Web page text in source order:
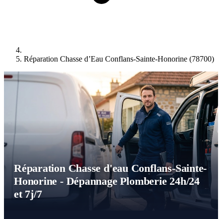
Réparation Chasse d’Eau Conflans-Sainte-Honorine (78700)
Réparation Chasse d'eau Conflans-Sainte-
Honorine - Dépannage Plomberie 24h/24
et 7j/7